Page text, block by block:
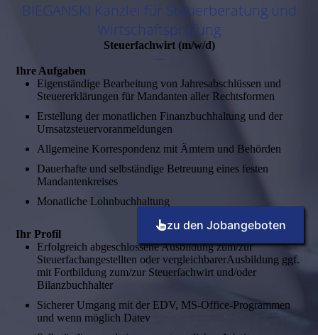
BIEGANSKI Kanzlei für Steuerberatung und
Wirtschaftsprüfung
Steuerfachwirt (m/w/d)
—
Ihre Aufgaben
Eigenständige Bearbeitung von Jahresabschlüssen und
Steuererklärungen für Mandanten aller Rechtsformen
Erstellung der monatlichen Finanzbuchhaltung und der
Umsatzsteuervoranmeldungen
Allgemeine Korrespondenz mit Ämtern und Behörden
Dauerhafte und selbständige Betreuung eines festen
Mandantenkreises
Monatliche Lohnbuchhaltung
Ihr Profil
Erfolgreich abgeschlossene Ausbildung zum/zur
Steuerfachangestellten oder vergleichbarerAusbildung ggf.
mit Fortbildung zum/zur Steuer­fachwirt und/oder
Bilanzbuchhalter
Sicherer Umgang mit der EDV, MS-Office-Programmen
und wenn möglich Datev
zu den Jobangeboten